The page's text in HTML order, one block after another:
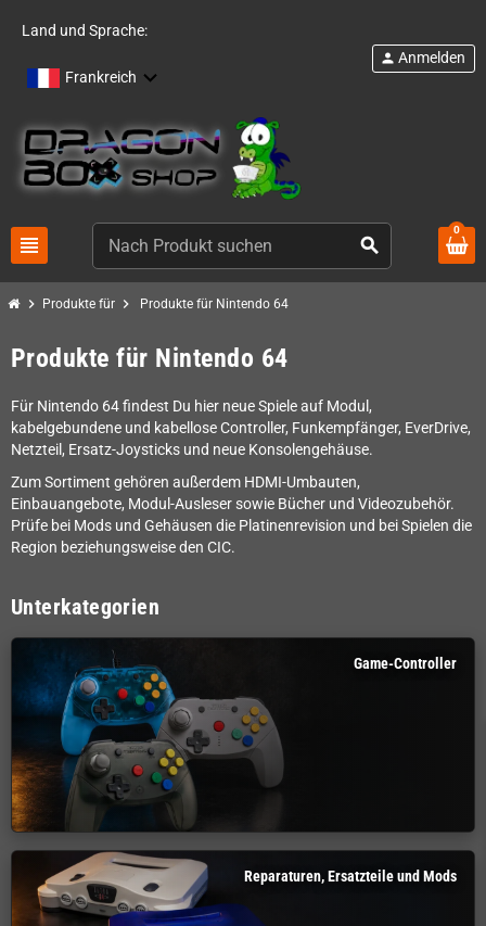
Land und Sprache:
Frankreich
view_headline search
person Anmelden
0
chevron_right Produkte für chevron_right Produkte für Nintendo 64
Produkte für Nintendo 64
Für Nintendo 64 findest Du hier neue Spiele auf Modul,
kabelgebundene und kabellose Controller, Funkempfänger, EverDrive,
Netzteil, Ersatz-Joysticks und neue Konsolengehäuse.
Zum Sortiment gehören außerdem HDMI-Umbauten,
Einbauangebote, Modul-Ausleser sowie Bücher und Videozubehör.
Prüfe bei Mods und Gehäusen die Platinenrevision und bei Spielen die
Region beziehungsweise den CIC.
Unterkategorien
Game-Controller
Reparaturen, Ersatzteile und Mods